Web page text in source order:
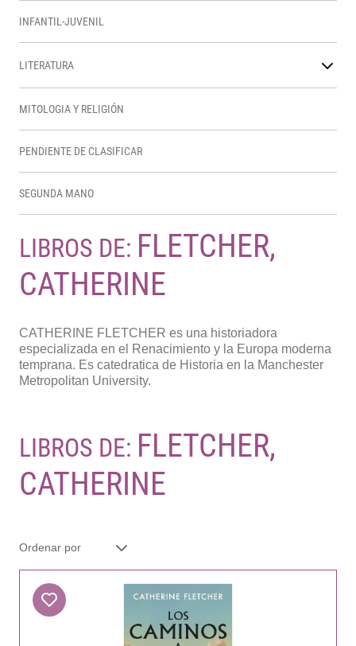
INFANTIL-JUVENIL
LITERATURA
MITOLOGIA Y RELIGIÓN
PENDIENTE DE CLASIFICAR
SEGUNDA MANO
LIBROS DE: FLETCHER,
CATHERINE
CATHERINE FLETCHER es una historiadora
especializada en el Renacimiento y la Europa moderna
temprana. Es catedratica de Historia en la Manchester
Metropolitan University.
LIBROS DE: FLETCHER,
CATHERINE